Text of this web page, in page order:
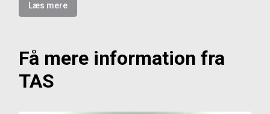
Læs mere
Få mere information fra
TAS